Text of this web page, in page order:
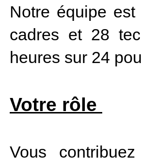
Notre équipe
cadres et 28
heures sur 24
Votre rôle
Vous